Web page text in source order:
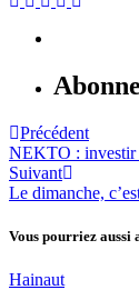
Précédent
NEKTO :
Suivant
Le dimanche,
Vous pourriez aussi
Hainaut